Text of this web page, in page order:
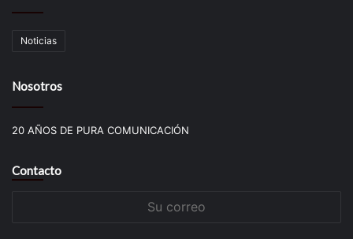
Noticias
Nosotros
20 AÑOS DE PURA COMUNICACIÓN
Contacto